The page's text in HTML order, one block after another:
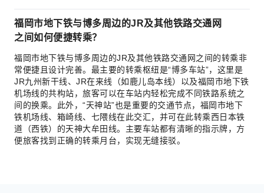
福岡市地下铁与博多周边的JR及其他铁路交通网
之间如何便捷转乘？
福岡市地下铁与博多周边的JR及其他铁路交通网之间的转乘非
常便捷且设计完善。最主要的转乘枢纽是“博多车站”，这里是
JR九州新干线、JR在来线（如鹿儿岛本线）以及福岡市地下铁
机场线的共构站，旅客可以在车站内轻松完成不同铁路系统之
间的换乘。此外，“天神站”也是重要的交通节点，福岡市地下
铁机场线、箱崎线、七隈线在此交汇，并可在此转乘西日本铁
道（西铁）的天神大牟田线。主要车站都有清晰的指示牌，方
便旅客找到正确的转乘月台，实现无缝接驳。